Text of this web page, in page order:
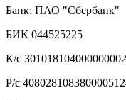
Банк: ПАО "Сбербанк"
БИК 044525225
К/с
Р/с